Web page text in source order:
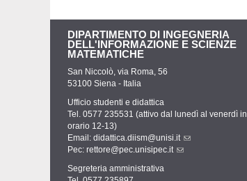
DIPARTIMENTO DI INGEGNERIA
DELL'INFORMAZIONE E SCIENZE
MATEMATICHE
San Niccolò, via Roma, 56
53100 Siena - Italia
Ufficio studenti e didattica
Tel. 0577 235531 (attivo dal lunedì al venerdì in
orario 12-13)
Email: didattica.diism@unisi.it
Pec: rettore@pec.unisipec.it
Segreteria amministrativa